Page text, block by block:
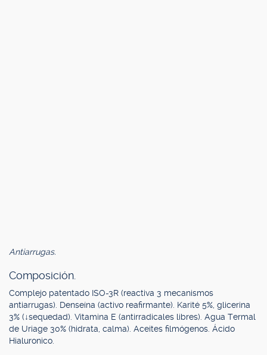
Antiarrugas.
Composición.
Complejo patentado ISO-3R (reactiva 3 mecanismos
antiarrugas). Denseína (activo reafirmante). Karité 5%, glicerina
3% (↓sequedad). Vitamina E (antirradicales libres). Agua Termal
de Uriage 30% (hidrata, calma). Aceites filmógenos. Ácido
Hialuronico.